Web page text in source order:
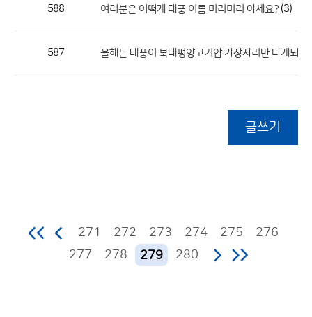
588 여러분은 어떡게 태풍 이름 미리미리 아세요? (3)
587 올해는 태풍이 북태평양고기압 가장자리만 타게되면...
글쓰기
271 272 273 274 275
276
277
278 279 280